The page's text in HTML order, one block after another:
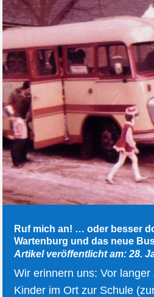
Ruf mich an! … oder besser
Wartenburg und das neue
Artikel veröffentlicht am: 28.
Wir erinnern uns: Vor
Kinder im Ort zur Schule